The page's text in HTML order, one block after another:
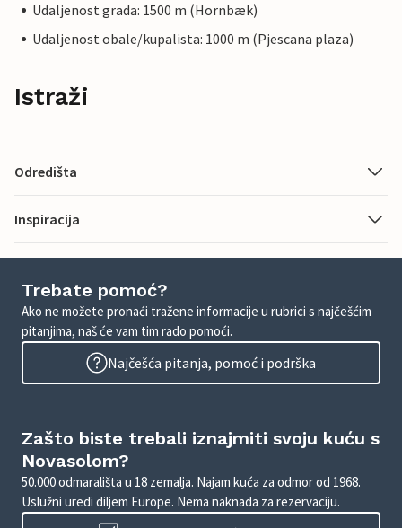
Udaljenost grada: 1500 m (Hornbæk)
Udaljenost obale/kupalista: 1000 m (Pjescana plaza)
Istraži
Odredišta
Inspiracija
Trebate pomoć?
Ako ne možete pronaći tražene informacije u rubrici s najčešćim
pitanjima, naš će vam tim rado pomoći.
Najčešća pitanja, pomoć i podrška
Zašto biste trebali iznajmiti svoju kuću s
Novasolom?
50.000 odmarališta u 18 zemalja. Najam kuća za odmor od 1968.
Uslužni uredi diljem Europe. Nema naknada za rezervaciju.